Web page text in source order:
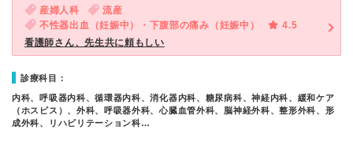
産婦人科
流産
不性器出血（妊娠中）・下腹部の痛み（妊娠中）
4.5
看護師さん、先生共に頼もしい
診療科目：
内科、呼吸器内科、循環器内科、消化器内科、糖尿病科、神経内科、緩和ケア
（ホスピス）、外科、呼吸器外科、心臓血管外科、脳神経外科、整形外科、形
成外科、リハビリテーション科…